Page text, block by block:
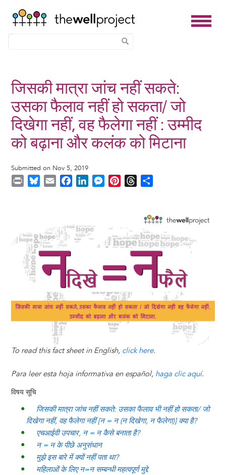
main
content
जिसकी मात्रा जांच नहीं सकते:
उसका फैलाव नहीं हो सकता/ जो
दिखेगा नहीं, वह फैलेगा नहीं : उम्मीद
को बढ़ाना और कलंक को मिटाना
Submitted on Nov 5, 2019
k
y
l
b
o
e
d
M
e
n
e
r
e
r
s
t
d
s
r
To read this fact sheet in English, click here.
Para leer esta hoja informativa en español, haga clic aquí.
विषय सूचि
जिसकी मात्रा जांच नहीं सकते: उसका फैलाव भी नहीं हो सकता/ जो
दिखेगा नहीं, वह फैलेगा नहीं [न = न (न दिखेगा, न फैलेगा)] क्या है?
एचआईवी उपचार, न = न कैसे बनाता है?
न = न के पीछे अनुसंधान
मुझे इस बारे में क्यों नहीं पता था?
महिलाओं के लिए न=न सम्बन्धी महत्वपूर्ण मुद्दे